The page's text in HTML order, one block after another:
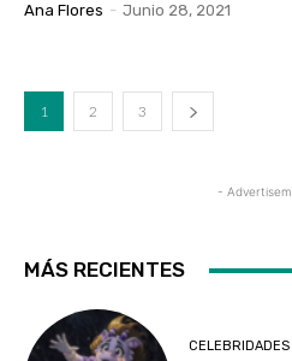
Ana Flores - Junio 28, 2021
1 2 3
-
MÁS RECIENTES
CELEBRIDADES